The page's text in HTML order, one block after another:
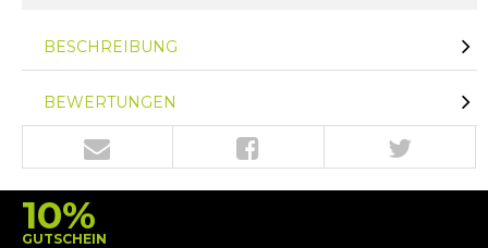
BESCHREIBUNG
BEWERTUNGEN
10%
GUTSCHEIN